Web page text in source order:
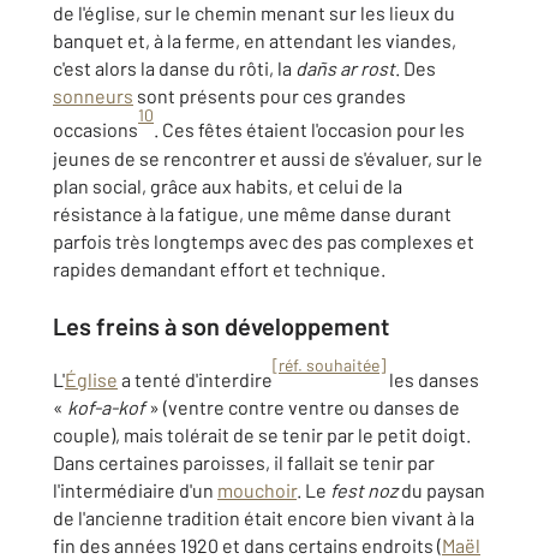
de l'église, sur le chemin menant sur les lieux du
banquet et, à la ferme, en attendant les viandes,
c'est alors la danse du rôti, la dañs ar rost. Des
sonneurs sont présents pour ces grandes
occasions
10
. Ces fêtes étaient l'occasion pour les
jeunes de se rencontrer et aussi de s'évaluer, sur le
plan social, grâce aux habits, et celui de la
résistance à la fatigue, une même danse durant
parfois très longtemps avec des pas complexes et
rapides demandant effort et technique.
Les freins à son développement
L'Église a tenté d'interdire
[réf. souhaitée]
les danses
« kof-a-kof» (ventre contre ventre ou danses de
couple), mais tolérait de se tenir par le petit doigt.
Dans certaines paroisses, il fallait se tenir par
l'intermédiaire d'un mouchoir. Le fest nozdu paysan
de l'ancienne tradition était encore bien vivant à la
fin des années 1920 et dans certains endroits (Maël